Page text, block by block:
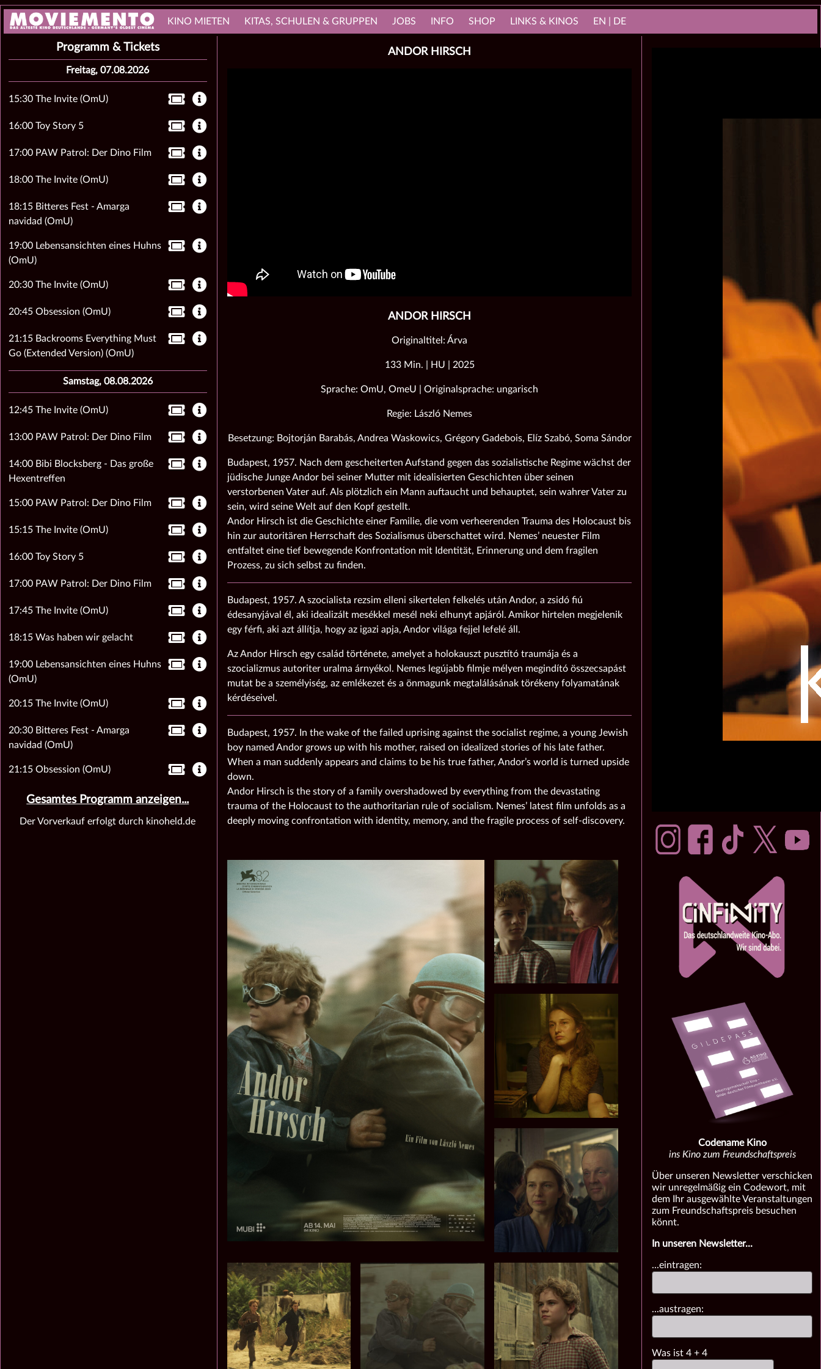
KINO MIETEN KITAS, SCHULEN & GRUPPEN JOBS INFO SHOP LINKS & KINOS EN | DE
ANDOR HIRSCH
ANDOR HIRSCH
Originaltitel: Árva
133 Min. | HU | 2025
Sprache: OmU, OmeU | Originalsprache: ungarisch
Regie: László Nemes
Besetzung: Bojtorján Barabás, Andrea Waskowics, Grégory Gadebois, Elíz Szabó, Soma Sándor
Budapest, 1957. Nach dem gescheiterten Aufstand gegen das sozialistische Regime wächst der
jüdische Junge Andor bei seiner Mutter mit idealisierten Geschichten über seinen
verstorbenen Vater auf. Als plötzlich ein Mann auftaucht und behauptet, sein wahrer Vater zu
sein, wird seine Welt auf den Kopf gestellt.
Andor Hirsch ist die Geschichte einer Familie, die vom verheerenden Trauma des Holocaust bis
hin zur autoritären Herrschaft des Sozialismus überschattet wird. Nemes’ neuester Film
entfaltet eine tief bewegende Konfrontation mit Identität, Erinnerung und dem fragilen
Prozess, zu sich selbst zu finden.
Budapest, 1957. A szocialista rezsim elleni sikertelen felkelés után Andor, a zsidó fiú
édesanyjával él, aki idealizált mesékkel mesél neki elhunyt apjáról. Amikor hirtelen megjelenik
egy férfi, aki azt állítja, hogy az igazi apja, Andor világa fejjel lefelé áll.
Az Andor Hirsch egy család története, amelyet a holokauszt pusztító traumája és a
szocializmus autoriter uralma árnyékol. Nemes legújabb filmje mélyen megindító összecsapást
mutat be a személyiség, az emlékezet és a önmagunk megtalálásának törékeny folyamatának
kérdéseivel.
Budapest, 1957. In the wake of the failed uprising against the socialist regime, a young Jewish
boy named Andor grows up with his mother, raised on idealized stories of his late father.
When a man suddenly appears and claims to be his true father, Andor’s world is turned upside
down.
Andor Hirsch is the story of a family overshadowed by everything from the devastating
trauma of the Holocaust to the authoritarian rule of socialism. Nemes’ latest film unfolds as a
deeply moving confrontation with identity, memory, and the fragile process of self-discovery.
Programm & Tickets
Freitag, 07.08.2026
15:30 The Invite (OmU)
16:00 Toy Story 5
17:00 PAW Patrol: Der Dino Film
18:00 The Invite (OmU)
18:15 Bitteres Fest - Amarga
navidad (OmU)
19:00 Lebensansichten eines Huhns
(OmU)
20:30 The Invite (OmU)
20:45 Obsession (OmU)
21:15 Backrooms Everything Must
Go (Extended Version) (OmU)
Samstag, 08.08.2026
12:45 The Invite (OmU)
13:00 PAW Patrol: Der Dino Film
14:00 Bibi Blocksberg - Das große
Hexentreffen
15:00 PAW Patrol: Der Dino Film
15:15 The Invite (OmU)
16:00 Toy Story 5
17:00 PAW Patrol: Der Dino Film
17:45 The Invite (OmU)
18:15 Was haben wir gelacht
19:00 Lebensansichten eines Huhns
(OmU)
20:15 The Invite (OmU)
20:30 Bitteres Fest - Amarga
navidad (OmU)
21:15 Obsession (OmU)
Gesamtes Programm anzeigen...
Der Vorverkauf erfolgt durch kinoheld.de
Codename Kino
ins Kino zum Freundschaftspreis
Über unseren Newsletter verschicken
wir unregelmäßig ein Codewort, mit
dem Ihr ausgewählte Veranstaltungen
zum Freundschaftspreis besuchen
könnt.
In unseren Newsletter...
...eintragen:
...austragen:
Was ist4 + 4